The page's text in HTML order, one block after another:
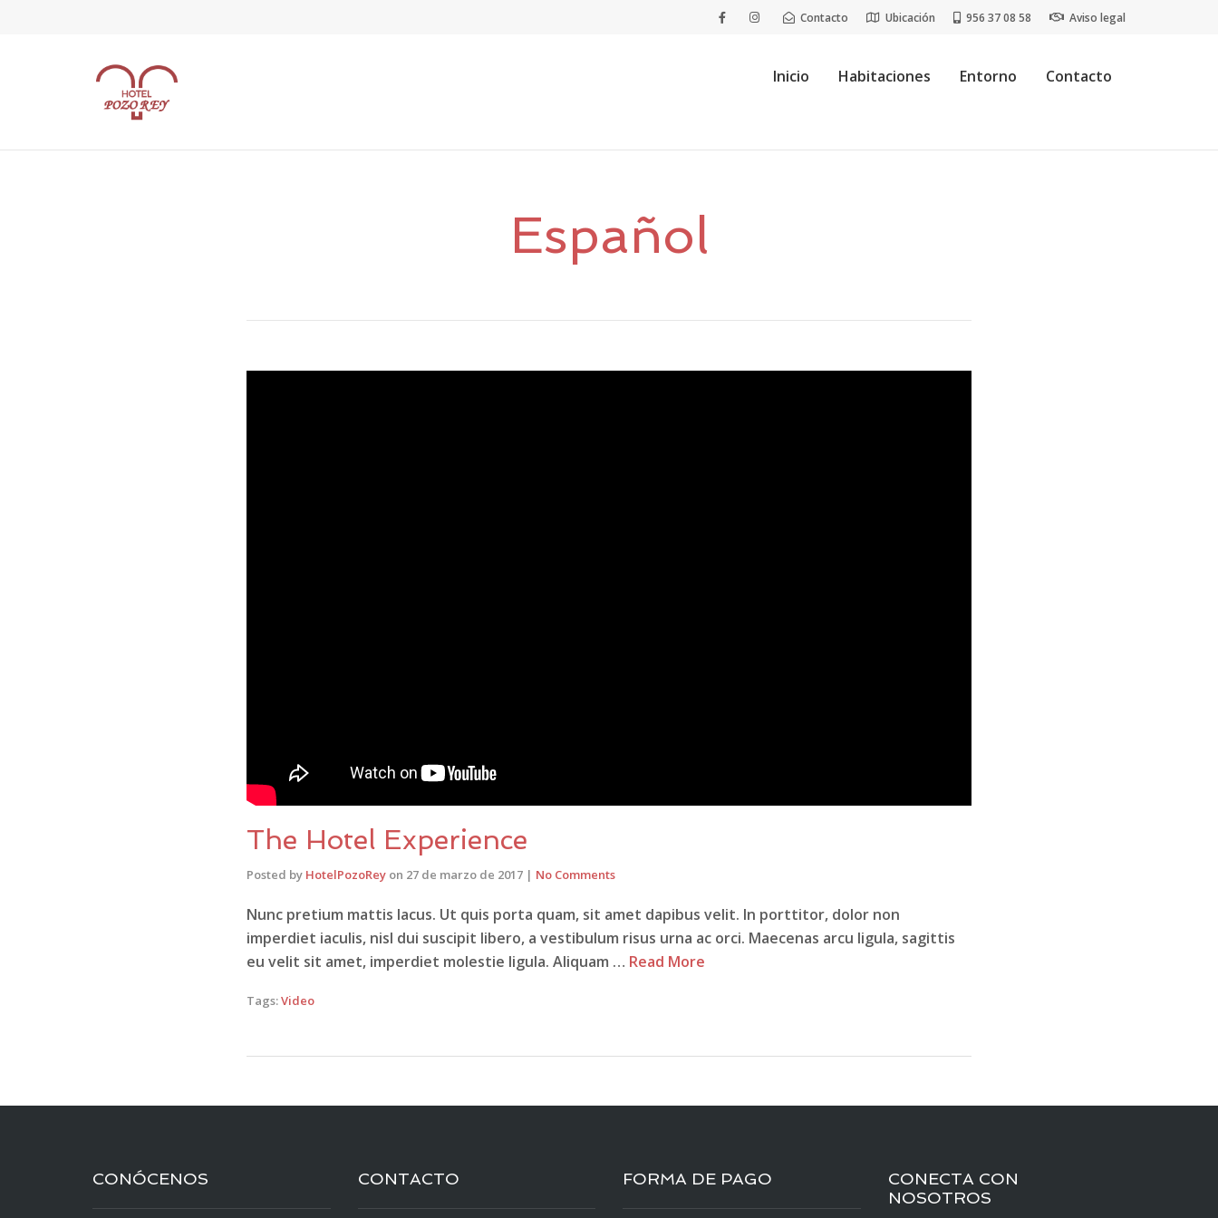
Contacto Ubicación 956 37 08 58 Aviso legal
Inicio Habitaciones Entorno Contacto
Español
The Hotel Experience
Posted by HotelPozoRey on 27 de marzo de 2017 | No Comments
Nunc pretium mattis lacus. Ut quis porta quam, sit amet dapibus velit. In porttitor, dolor non
imperdiet iaculis, nisl dui suscipit libero, a vestibulum risus urna ac orci. Maecenas arcu ligula, sagittis
eu velit sit amet, imperdiet molestie ligula. Aliquam … Read More
Tags:Video
CONÓCENOS CONTACTO FORMA DE PAGO
CONECTA CON
NOSOTROS